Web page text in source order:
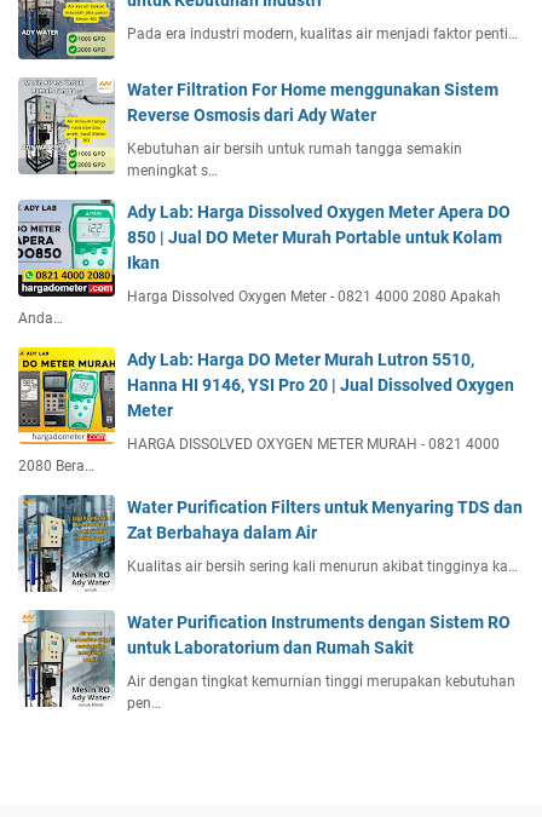
Pada era industri modern, kualitas air menjadi faktor penti…
Water Filtration For Home menggunakan Sistem
Reverse Osmosis dari Ady Water
Kebutuhan air bersih untuk rumah tangga semakin
meningkat s…
Ady Lab: Harga Dissolved Oxygen Meter Apera DO
850 | Jual DO Meter Murah Portable untuk Kolam
Ikan
Harga Dissolved Oxygen Meter - 0821 4000 2080 Apakah
Anda…
Ady Lab: Harga DO Meter Murah Lutron 5510,
Hanna HI 9146, YSI Pro 20 | Jual Dissolved Oxygen
Meter
HARGA DISSOLVED OXYGEN METER MURAH - 0821 4000
2080 Bera…
Water Purification Filters untuk Menyaring TDS dan
Zat Berbahaya dalam Air
Kualitas air bersih sering kali menurun akibat tingginya ka…
Water Purification Instruments dengan Sistem RO
untuk Laboratorium dan Rumah Sakit
Air dengan tingkat kemurnian tinggi merupakan kebutuhan
pen…